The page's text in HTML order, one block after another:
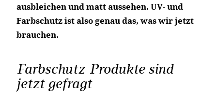
ausbleichen und matt aussehen. UV- und
Farbschutz ist also genau das, was wir jetzt
brauchen.
Farbschutz-Produkte sind
jetzt gefragt